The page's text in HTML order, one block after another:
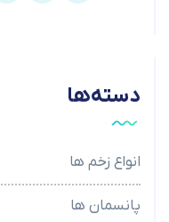
دسته‌ها
انواع زخم ها
پانسمان ها